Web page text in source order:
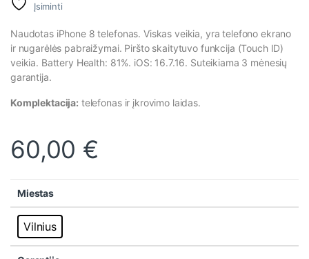
Įsiminti
Naudotas iPhone 8 telefonas. Viskas veikia, yra telefono ekrano
ir nugarėlės pabraižymai. Piršto skaitytuvo funkcija (Touch ID)
veikia. Battery Health: 81%. iOS: 16.7.16. Suteikiama 3 mėnesių
garantija.
Komplektacija: telefonas ir įkrovimo laidas.
60,00 €
Miestas
Vilnius